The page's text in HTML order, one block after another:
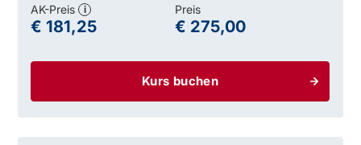
Kurs buchen
AK-Preis i
€ 181,25
Preis
€ 275,00